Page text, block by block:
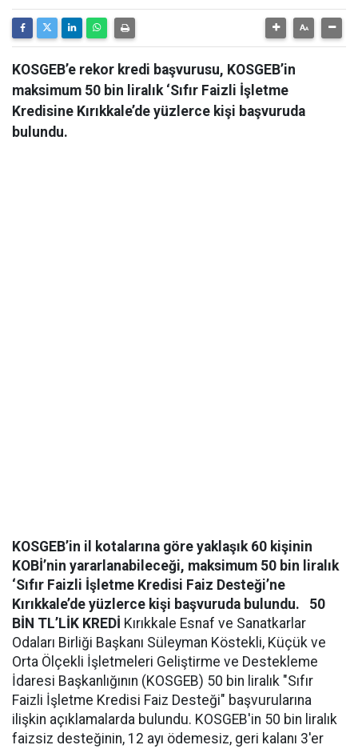
KOSGEB’e rekor kredi başvurusu, KOSGEB’in
maksimum 50 bin liralık ‘Sıfır Faizli İşletme
Kredisine Kırıkkale’de yüzlerce kişi başvuruda
bulundu.
KOSGEB’in il kotalarına göre yaklaşık 60 kişinin
KOBİ’nin yararlanabileceği, maksimum 50 bin liralık
‘Sıfır Faizli İşletme Kredisi Faiz Desteği’ne
Kırıkkale’de yüzlerce kişi başvuruda bulundu.
50
BİN TL’LİK KREDİ Kırıkkale Esnaf ve Sanatkarlar
Odaları Birliği Başkanı Süleyman Köstekli, Küçük ve
Orta Ölçekli İşletmeleri Geliştirme ve Destekleme
İdaresi Başkanlığının (KOSGEB) 50 bin liralık "Sıfır
Faizli İşletme Kredisi Faiz Desteği" başvurularına
ilişkin açıklamalarda bulundu. KOSGEB'in 50 bin liralık
faizsiz desteğinin, 12 ayı ödemesiz, geri kalanı 3'er